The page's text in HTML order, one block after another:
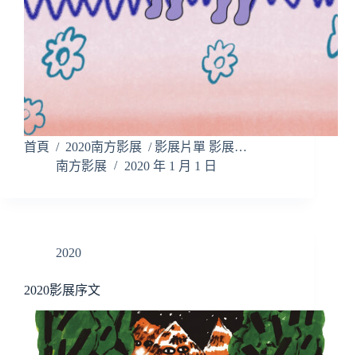
首頁 / 2020南方影展 / 影展片單 影展…
南方影展
2020 年 1 月 1 日
2020
2020影展序文